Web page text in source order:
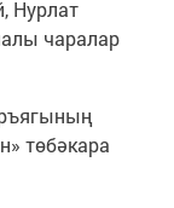
Нурлат
чаралар
төбәкара